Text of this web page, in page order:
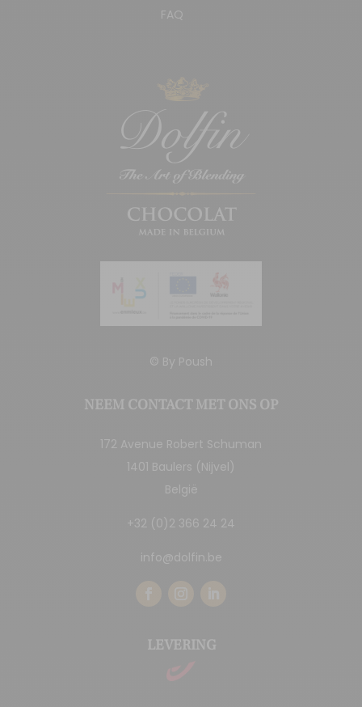
FAQ
© By Poush
NEEM CONTACT MET ONS OP
172 Avenue Robert Schuman
1401 Baulers (Nijvel)
België
+32 (0)2 366 24 24
info@dolfin.be
LEVERING